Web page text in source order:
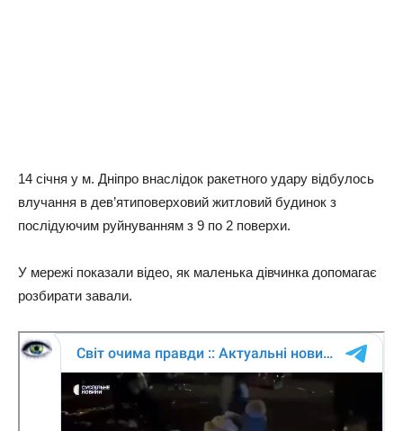
14 січня у м. Дніпро внаслідок ракетного удару відбулось
влучання в дев’ятиповерховий житловий будинок з
послідуючим руйнуванням з 9 по 2 поверхи.
У мережі показали відео, як маленька дівчинка допомагає
розбирати завали.